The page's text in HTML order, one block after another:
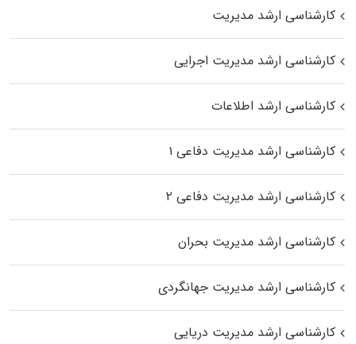
کارشناسی ارشد مدیریت
کارشناسی ارشد مدیریت اجرایی
کارشناسی ارشد اطلاعات
کارشناسی ارشد مدیریت دفاعی ۱
کارشناسی ارشد مدیریت دفاعی ۲
کارشناسی ارشد مدیریت بحران
کارشناسی ارشد مدیریت جهانگردی
کارشناسی ارشد مدیریت دریایی